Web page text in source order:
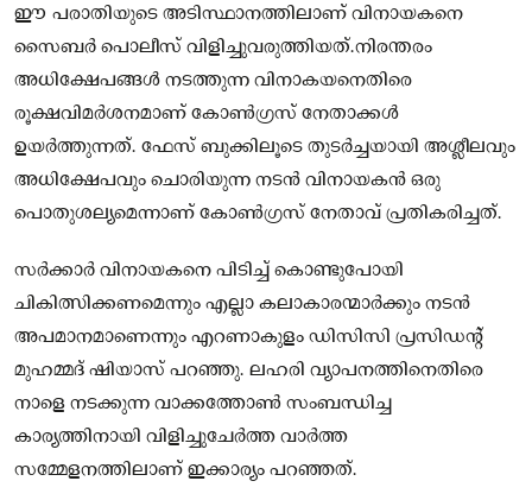
ഈ പരാതിയുടെ അടിസ്ഥാനത്തിലാണ് വിനായകനെ
സൈബർ പൊലീസ് വിളിച്ചുവരുത്തിയത്.നിരന്തരം
അധിക്ഷേപങ്ങൾ നടത്തുന്ന വിനാകയനെതിരെ
രൂക്ഷവിമർശനമാണ് കോണ്‍ഗ്രസ് നേതാക്കൾ
ഉയർത്തുന്നത്. ഫേസ് ബുക്കിലൂടെ തുടർച്ചയായി അശ്ലീലവും
അധിക്ഷേപവും ചൊരിയുന്ന നടൻ വിനായകൻ ഒരു
പൊതുശല്യമെന്നാണ് കോൺ​ഗ്രസ് നേതാവ് പ്രതികരിച്ചത്.
സർക്കാർ വിനായകനെ പിടിച്ച് കൊണ്ടുപോയി
ചികിത്സിക്കണമെന്നും എല്ലാ കലാകാരന്മാർക്കും നടൻ
അപമാനമാണെന്നും എറണാകുളം ഡിസിസി പ്രസിഡന്റ്
മുഹമ്മദ് ഷിയാസ് പറഞ്ഞു. ലഹരി വ്യാപനത്തിനെതിരെ
നാളെ നടക്കുന്ന വാക്കത്തോൺ സംബന്ധിച്ച
കാര്യത്തിനായി വിളിച്ചുചേർത്ത വാർത്ത
സമ്മേളനത്തിലാണ് ഇക്കാര്യം പറഞ്ഞത്.